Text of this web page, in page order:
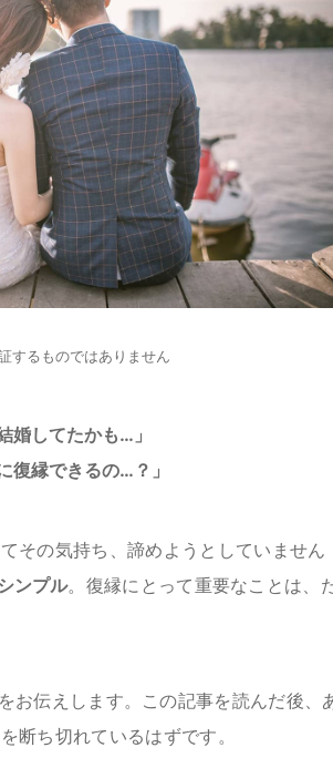
するものではありません
婚してたかも…」
復縁できるの…？」
その気持ち、諦めようとしていません
ンプル。復縁にとって重要なことは、
お伝えします。この記事を読んだ後、
断ち切れているはずです。